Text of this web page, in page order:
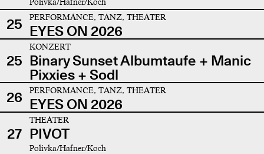
25 PERFORMANCE, TANZ, THEATER
EYES ON 2026
25
KONZERT
Binary Sunset Albumtaufe + Manic
Pixxies + Sodl
26
PERFORMANCE, TANZ, THEATER
EYES ON 2026
27
THEATER
PIVOT
Polivka/Hafner/Koch